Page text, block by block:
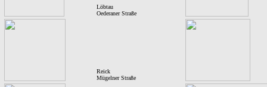
Löbtau
Oederaner Straße
Reick
Mügelner Straße